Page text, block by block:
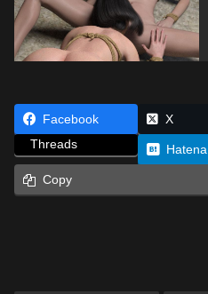
Facebook X
Threads
Hatena
Copy